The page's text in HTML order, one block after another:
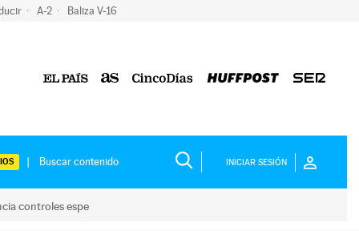
A-2 Baliza V-16
INICIAR SESIÓN
controles espe